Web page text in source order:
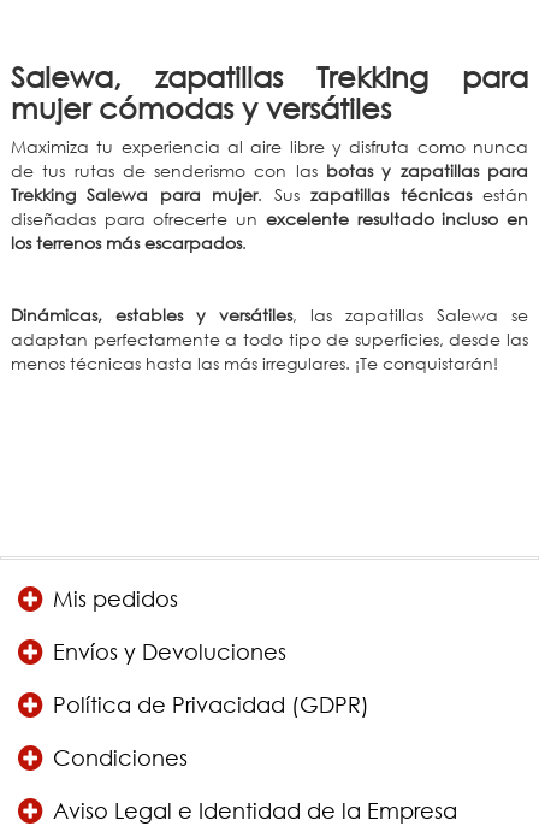
Salewa, zapatillas Trekking para
mujer cómodas y versátiles
Maximiza tu experiencia al aire libre y disfruta como nunca
de tus rutas de senderismo con las botas y zapatillas para
Trekking Salewa para mujer. Suszapatillas técnicasestán
diseñadas para ofrecerte un excelente resultado incluso en
los terrenos más escarpados.
Dinámicas, estables y versátiles, las zapatillas Salewa se
adaptan perfectamente a todo tipo de superficies, desde las
menos técnicas hasta las más irregulares. ¡Te conquistarán!
Mis pedidos
Envíos y Devoluciones
Política de Privacidad (GDPR)
Condiciones
Aviso Legal e Identidad de la Empresa